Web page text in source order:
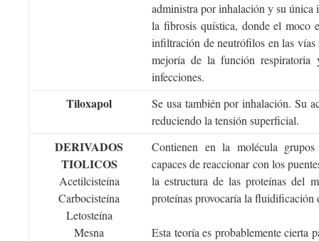
administra por inhalación y su única
la fibrosis quística, donde el
infiltración de neutrófilos en las vías
mejoría de la función
infecciones.
Tiloxapol
Se usa también por inhalación. Su
reduciendo la tensión superficial.
DERIVADOS
TIOLICOS
Acetilcisteína
Carbocisteína
Letosteína
Mesna
Contienen en la molécula
capaces de reaccionar con los
la estructura de las proteínas del
proteínas provocaría la fluidificación
Esta teoría es probablemente cierta